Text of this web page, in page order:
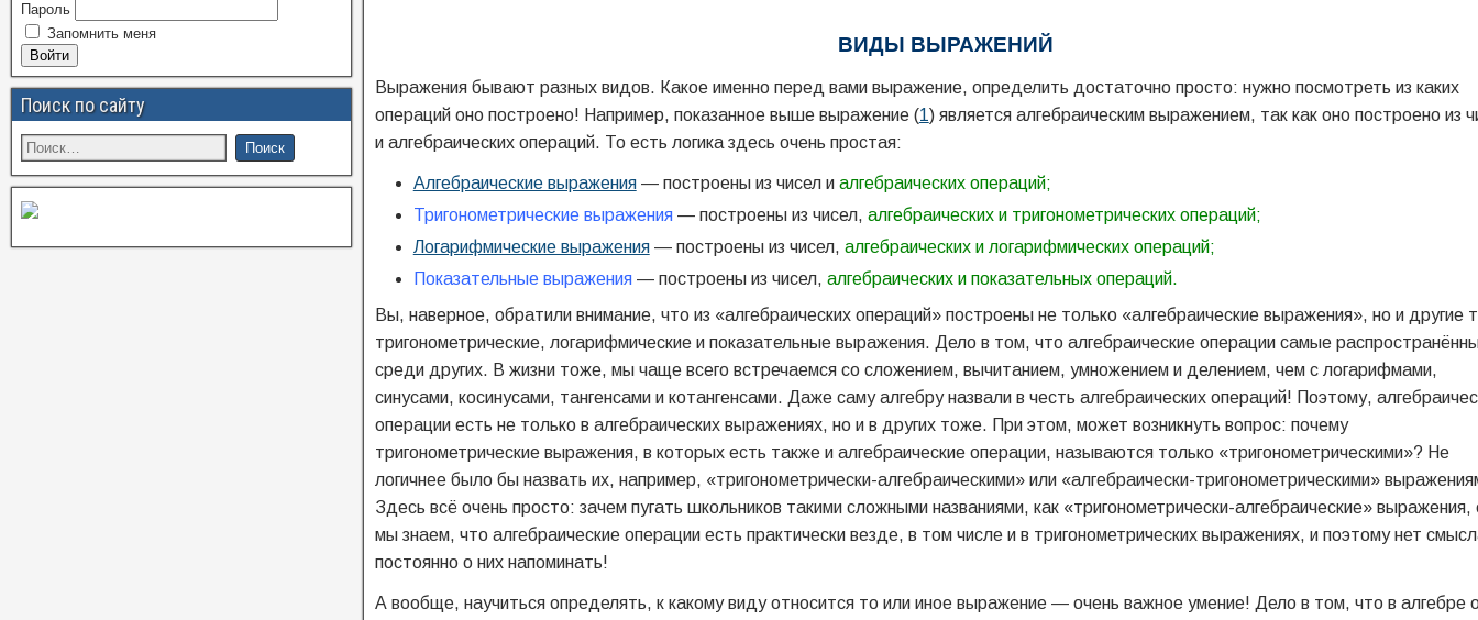
ВИДЫ ВЫРАЖЕНИЙ
Выражения бывают разных видов. Какое именно перед вами выражение, определить достаточно просто: нужно посмотреть из каких
операций оно построено! Например, показанное выше выражение (1 ) является алгебраическим выражением, так как оно построено из
и алгебраических операций. То есть логика здесь очень простая:
Алгебраические выражения— построены из чисел и алгебраических операций;
Тригонометрические выражения— построены из чисел, алгебраических и тригонометрических операций;
Логарифмические выражения— построены из чисел, алгебраических и логарифмических операций;
Показательные выражения— построены из чисел, алгебраических и показательных операций.
Вы, наверное, обратили внимание, что из «алгебраических операций» построены не только «алгебраические выражения», но и другие
тригонометрические, логарифмические и показательные выражения. Дело в том, что алгебраические операции самые
среди других. В жизни тоже, мы чаще всего встречаемся со сложением, вычитанием, умножением и делением, чем с логарифмами,
синусами, косинусами, тангенсами и котангенсами. Даже саму алгебру назвали в честь алгебраических операций! Поэтому,
операции есть не только в алгебраических выражениях, но и в других тоже. При этом, может возникнуть вопрос: почему
тригонометрические выражения, в которых есть также и алгебраические операции, называются только «тригонометрическими»? Не
логичнее было бы назвать их, например, «тригонометрически-алгебраическими» или «алгебраически-тригонометрическими»
Здесь всё очень просто: зачем пугать школьников такими сложными названиями, как «тригонометрически-алгебраические» выражения,
мы знаем, что алгебраические операции есть практически везде, в том числе и в тригонометрических выражениях, и поэтому нет
постоянно о них напоминать!
А вообще, научиться определять, к какому виду относится то или иное выражение — очень важное умение! Дело в том, что в алгебре
Пароль
Запомнить меня
Войти
Поиск по сайту